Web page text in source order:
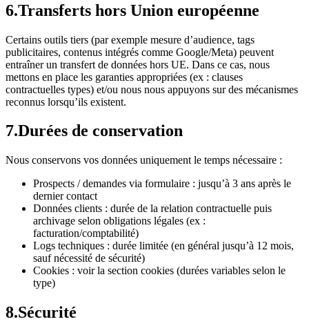
6.Transferts hors Union européenne
Certains outils tiers (par exemple mesure d’audience, tags
publicitaires, contenus intégrés comme Google/Meta) peuvent
entraîner un transfert de données hors UE. Dans ce cas, nous
mettons en place les garanties appropriées (ex : clauses
contractuelles types) et/ou nous nous appuyons sur des mécanismes
reconnus lorsqu’ils existent.
7.Durées de conservation
Nous conservons vos données uniquement le temps nécessaire :
Prospects / demandes via formulaire : jusqu’à 3 ans après le
dernier contact
Données clients : durée de la relation contractuelle puis
archivage selon obligations légales (ex :
facturation/comptabilité)
Logs techniques : durée limitée (en général jusqu’à 12 mois,
sauf nécessité de sécurité)
Cookies : voir la section cookies (durées variables selon le
type)
8.Sécurité